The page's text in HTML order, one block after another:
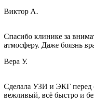
Виктор А.
Спасибо клинике за
атмосферу. Даже боязнь
Вера У.
Сделала УЗИ и ЭКГ перед
вежливый, всё быстро и